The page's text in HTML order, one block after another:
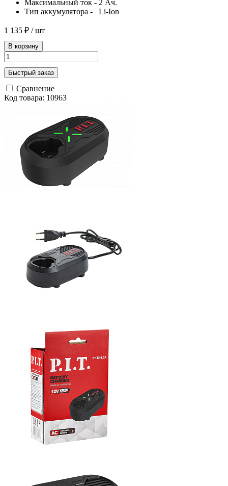
Максимальный ток - 2 Ач.
Тип аккумулятора - Li-Ion
1 135 ₽ / шт
В корзину
Быстрый заказ
Сравнение
Код товара: 10963